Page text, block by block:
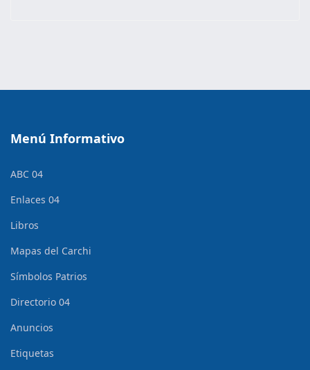
Menú Informativo
ABC 04
Enlaces 04
Libros
Mapas del Carchi
Símbolos Patrios
Directorio 04
Anuncios
Etiquetas